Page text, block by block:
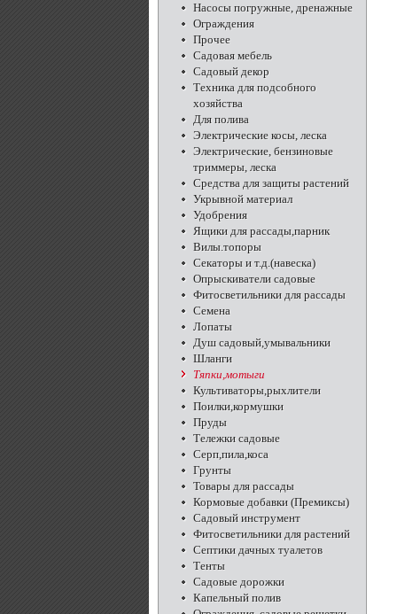
Насосы погружные, дренажные
Ограждения
Прочее
Садовая мебель
Садовый декор
Техника для подсобного
хозяйства
Для полива
Электрические косы, леска
Электрические, бензиновые
триммеры, леска
Средства для защиты растений
Укрывной материал
Удобрения
Ящики для рассады,парник
Вилы.топоры
Секаторы и т.д.(навеска)
Опрыскиватели садовые
Фитосветильники для рассады
Семена
Лопаты
Душ садовый,умывальники
Шланги
Тяпки,мотыги
Культиваторы,рыхлители
Поилки,кормушки
Пруды
Тележки садовые
Серп,пила,коса
Грунты
Товары для рассады
Кормовые добавки (Премиксы)
Садовый инструмент
Фитосветильники для растений
Септики дачных туалетов
Тенты
Садовые дорожки
Капельный полив